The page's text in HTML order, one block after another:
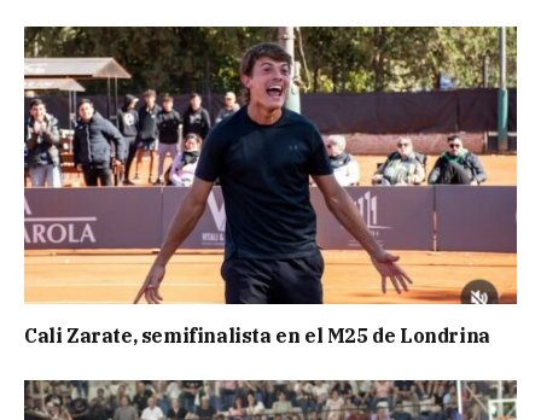
Cali Zarate, semifinalista en el M25 de Londrina